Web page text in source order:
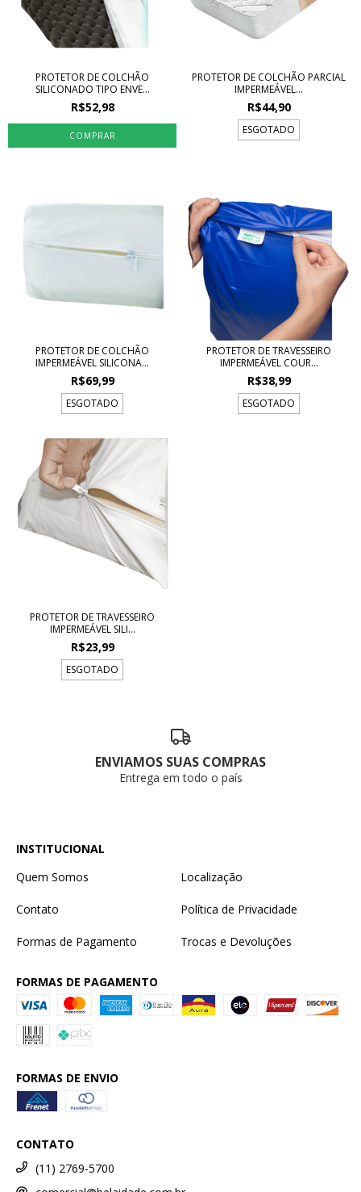
PROTETOR DE COLCHÃO
SILICONADO TIPO ENVE...
R$52,98
PROTETOR DE COLCHÃO PARCIAL
IMPERMEÁVEL...
R$44,90
ESGOTADO
PROTETOR DE COLCHÃO
IMPERMEÁVEL SILICONA...
R$69,99
ESGOTADO
PROTETOR DE TRAVESSEIRO
IMPERMEÁVEL COUR...
R$38,99
ESGOTADO
PROTETOR DE TRAVESSEIRO
IMPERMEÁVEL SILI...
R$23,99
ESGOTADO
ENVIAMOS SUAS COMPRAS
Entrega em todo o país
INSTITUCIONAL
Quem Somos
Localização
Contato Política de Privacidade
Formas de Pagamento Trocas e Devoluções
FORMAS DE PAGAMENTO
FORMAS DE ENVIO
CONTATO
(11) 2769-5700